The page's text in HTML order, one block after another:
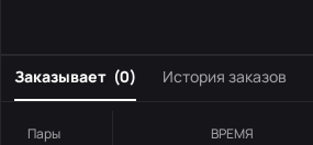
Заказывает (0) История заказов
Пары ВРЕМЯ